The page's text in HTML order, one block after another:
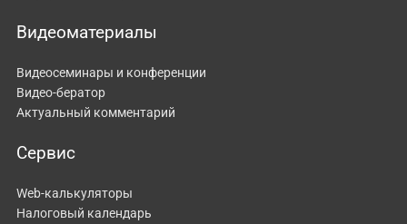
Видеоматериалы
Видеосеминары и конференции
Видео-бератор
Актуальный комментарий
Сервис
Web-калькуляторы
Налоговый календарь